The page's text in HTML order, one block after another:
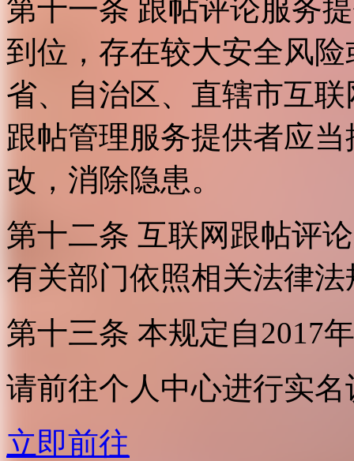
第十一条 跟帖评论服务
到位，存在较大安全风
省、自治区、直辖市互
跟帖管理服务提供者应
改，消除隐患。
第十二条 互联网跟帖评
有关部门依照相关法律
第十三条 本规定自2017
请前往个人中心进行实名
立即前往